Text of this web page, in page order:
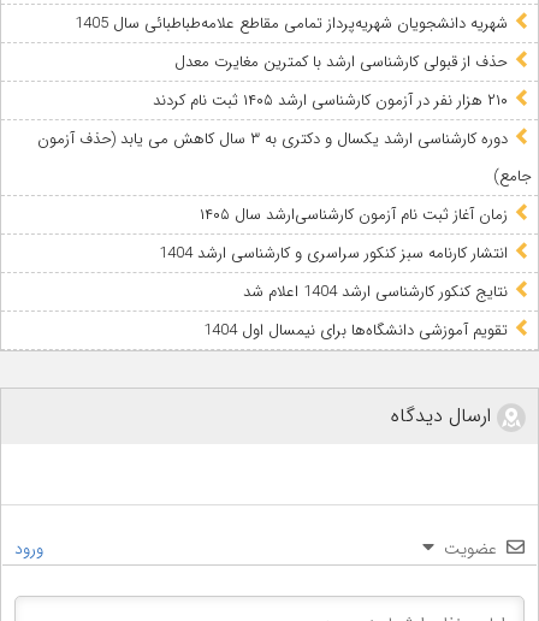
شهریه دانشجویان شهریه‌پرداز تمامی مقاطع علامه‌طباطبائی سال 1405
حذف از قبولی کارشناسی ارشد با کمترین مغایرت معدل
۲۱۰ هزار نفر در آزمون کارشناسی ارشد ۱۴۰۵ ثبت نام کردند
دوره کارشناسی ارشد یکسال و دکتری به ۳ سال کاهش می‌ یابد (حذف آزمون
جامع)
زمان آغاز ثبت نام آزمون کارشناسی‌ارشد سال ۱۴۰۵
انتشار کارنامه سبز کنکور سراسری و کارشناسی ارشد 1404
نتایج کنکور کارشناسی ارشد 1404 اعلام شد
تقویم آموزشی دانشگاه‌ها برای نیمسال اول 1404
ارسال دیدگاه
عضویت ورود